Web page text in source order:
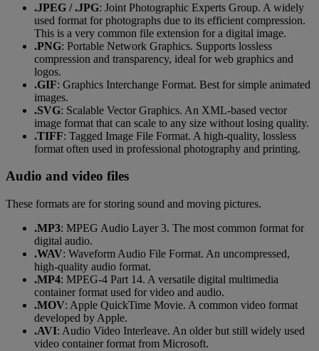
.JPEG / .JPG: Joint Photographic Experts Group. A widely
used format for photographs due to its efficient compression.
This is a very common file extension for a digital image.
.PNG: Portable Network Graphics. Supports lossless
compression and transparency, ideal for web graphics and
logos.
.GIF: Graphics Interchange Format. Best for simple animated
images.
.SVG: Scalable Vector Graphics. An XML-based vector
image format that can scale to any size without losing quality.
.TIFF: Tagged Image File Format. A high-quality, lossless
format often used in professional photography and printing.
Audio and video files
These formats are for storing sound and moving pictures.
.MP3: MPEG Audio Layer 3. The most common format for
digital audio.
.WAV: Waveform Audio File Format. An uncompressed,
high-quality audio format.
.MP4: MPEG-4 Part 14. A versatile digital multimedia
container format used for video and audio.
.MOV: Apple QuickTime Movie. A common video format
developed by Apple.
.AVI: Audio Video Interleave. An older but still widely used
video container format from Microsoft.